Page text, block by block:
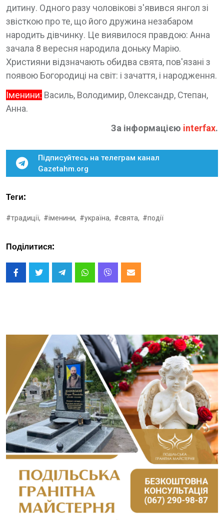
дитину. Одного разу чоловікові з'явився янгол зі
звісткою про те, що його дружина незабаром
народить дівчинку. Це виявилося правдою: Анна
зачала 8 вересня народила доньку Марію.
Християни відзначають обидва свята, пов'язані з
появою Богородиці на світ: і зачаття, і народження.
Іменини: Василь, Володимир, Олександр, Степан,
Анна.
За інформацією interfax.
Підписуйтесь на телеграм канал
Gazetahm.org
Теги:
#традиції, #іменини, #україна, #свята, #події
Поділитися: